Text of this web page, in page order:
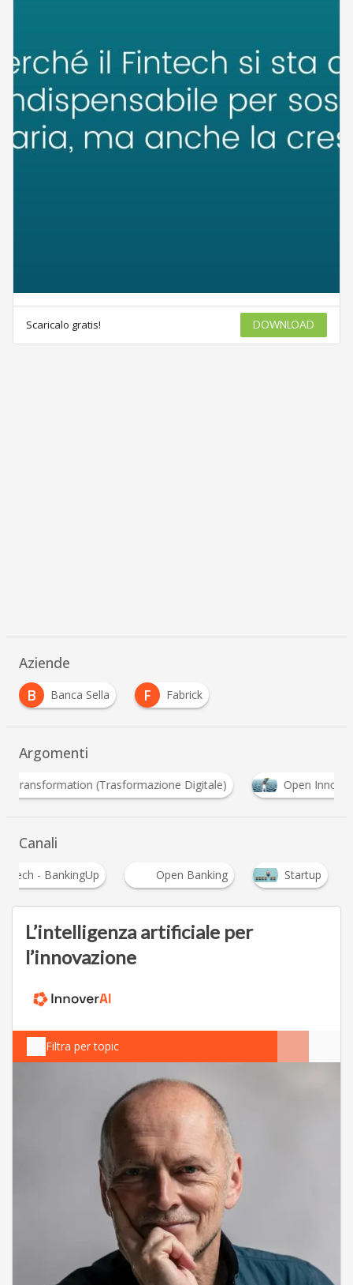
Scaricalo gratis! DOWNLOAD
Aziende
B
Banca Sella F Fabrick
Argomenti
Open Innovation Pagamenti Digitali
Canali
- BankingUp Open Banking Startup
L’intelligenza artificiale per
l’innovazione
Filtra per topic